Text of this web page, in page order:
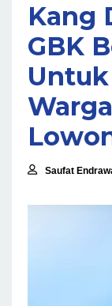
Kang
GBK
Saufat